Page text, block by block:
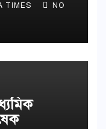
TIMES NO